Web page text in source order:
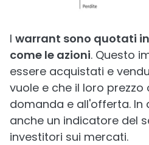
I warrant sono quotati
come le azioni. Questo
essere acquistati e
vuole e che il loro prezzo
domanda e all'offerta. In
anche un indicatore del
investitori sui mercati.